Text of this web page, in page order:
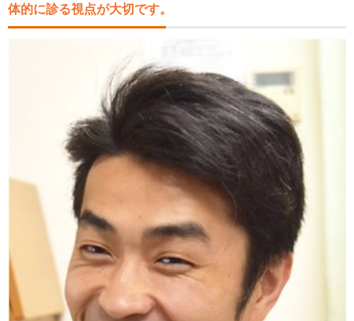
体的に診る視点が大切です。